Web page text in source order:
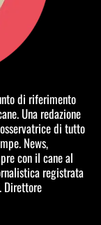
di riferimento
Una redazione
di tutto
News,
con il cane al
registrata
Direttore